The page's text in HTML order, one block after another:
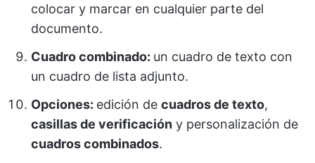
colocar y marcar en cualquier parte del
documento.
Cuadro combinado: un cuadro de texto con
un cuadro de lista adjunto.
Opciones: edición de cuadros de texto,
casillas de verificación y personalización de
cuadros combinados.